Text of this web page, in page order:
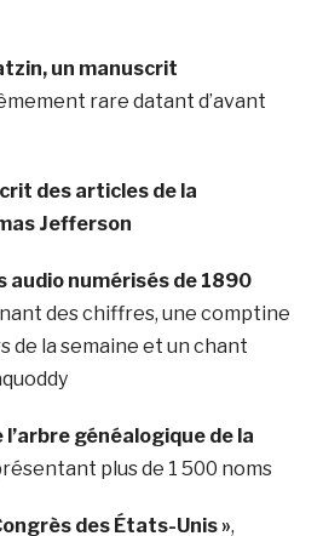
un manuscrit
rare datant d’avant
des articles de la
Jefferson
numérisés de 1890
des chiffres, une comptine
de la semaine et un chant
généalogique de la
plus de 1 500 noms
des États-Unis »,